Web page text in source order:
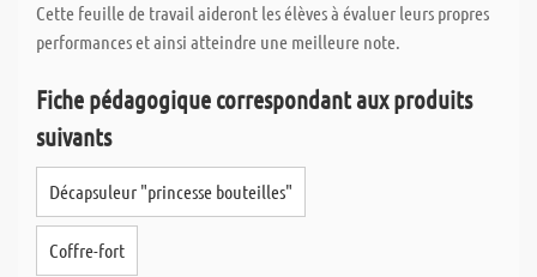
Cette feuille de travail aideront les élèves à évaluer leurs propres
performances et ainsi atteindre une meilleure note.
Fiche pédagogique correspondant aux produits
suivants
Décapsuleur "princesse bouteilles"
Coffre-fort